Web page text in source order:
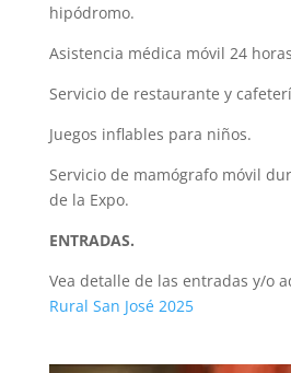
hipódromo.
Asistencia médica móvil 24
Servicio de restaurante y
Juegos inflables para niños.
Servicio de mamógrafo móvil
de la Expo.
ENTRADAS.
Vea detalle de las entradas y/o
Rural San José 2025